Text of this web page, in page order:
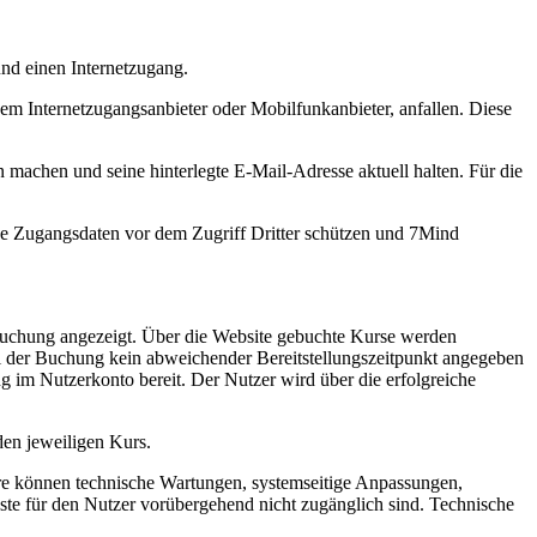
einen Internetzugang.
Internetzugangsanbieter oder Mobilfunkanbieter, anfallen. Diese
und seine hinterlegte E-Mail-Adresse aktuell halten. Für die
Zugangsdaten vor dem Zugriff Dritter schützen und 7Mind
angezeigt. Über die Website gebuchte Kurse werden
Buchung kein abweichender Bereitstellungszeitpunkt angegeben
im Nutzerkonto bereit. Der Nutzer wird über die erfolgreiche
jeweiligen Kurs.
technische Wartungen, systemseitige Anpassungen,
für den Nutzer vorübergehend nicht zugänglich sind. Technische